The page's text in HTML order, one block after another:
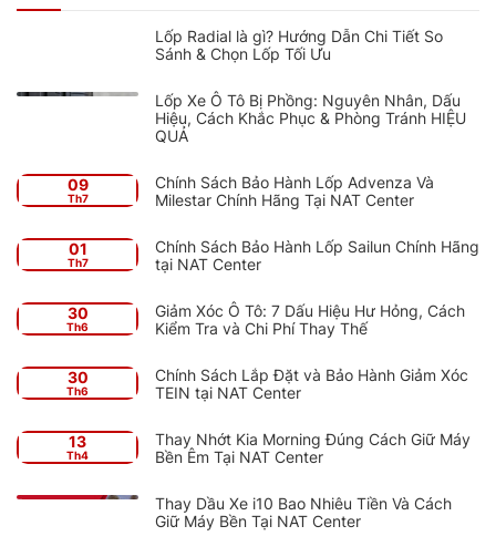
Lốp Radial là gì? Hướng Dẫn Chi Tiết So
Sánh & Chọn Lốp Tối Ưu
Lốp Xe Ô Tô Bị Phồng: Nguyên Nhân, Dấu
Hiệu, Cách Khắc Phục & Phòng Tránh HIỆU
QUẢ
09
Th7
Chính Sách Bảo Hành Lốp Advenza Và
Milestar Chính Hãng Tại NAT Center
01
Th7
Chính Sách Bảo Hành Lốp Sailun Chính Hãng
tại NAT Center
30
Th6
Giảm Xóc Ô Tô: 7 Dấu Hiệu Hư Hỏng, Cách
Kiểm Tra và Chi Phí Thay Thế
30
Th6
Chính Sách Lắp Đặt và Bảo Hành Giảm Xóc
TEIN tại NAT Center
13
Th4
Thay Nhớt Kia Morning Đúng Cách Giữ Máy
Bền Êm Tại NAT Center
Thay Dầu Xe i10 Bao Nhiêu Tiền Và Cách
Giữ Máy Bền Tại NAT Center